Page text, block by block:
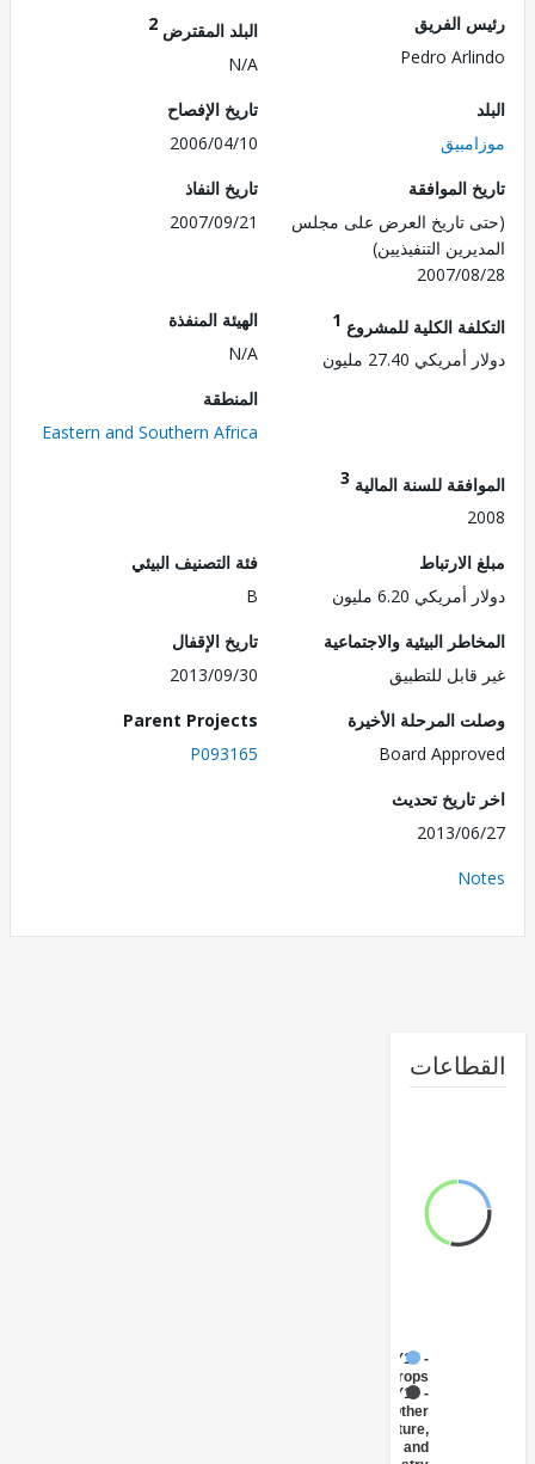
الفريق
Pedro
البلد المقترض
تاريخ الإفصاح
2006/04/10
الموافقة
تاريخ العرض على مجلس
التنفيذيين)
2007/
تاريخ النفاذ
2007/09/21
الكلية للمشروع1
27.40 مليون
الهيئة المنفذة
Eastern and Southern Africa
للسنة المالية3
6.20 مليون
فئة التصنيف البيئي
البيئية والاجتماعية
للتطبيق
تاريخ الإقفال
2013/09/30
المرحلة الأخيرة
Board
Parent Projects
P093165
تحديث
2013/
Agriculture,
Fishing and